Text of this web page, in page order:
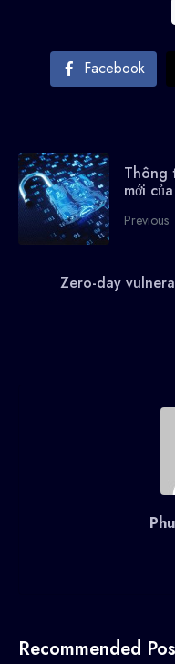
Facebook
Thông
mới
Previous
Zero-day
Recommended